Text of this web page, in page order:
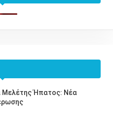
Μελέτης Ήπατος: Νέα